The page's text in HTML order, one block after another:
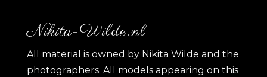
Nikita-Wilde.nl
All material is owned by Nikita Wilde and the
photographers. All models appearing on this